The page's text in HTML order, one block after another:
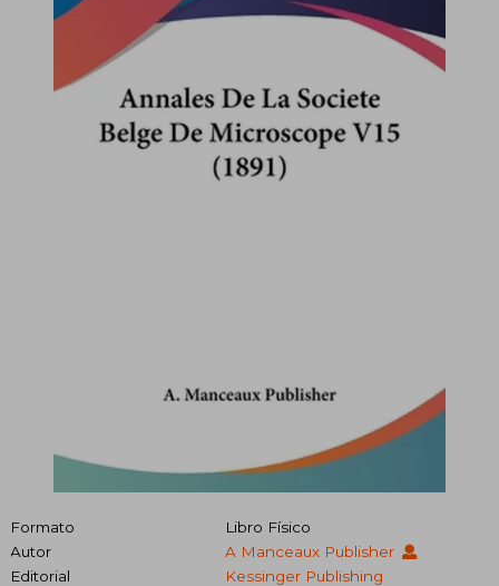
Formato
Libro Físico
Autor
A Manceaux Publisher
Editorial
Kessinger Publishing